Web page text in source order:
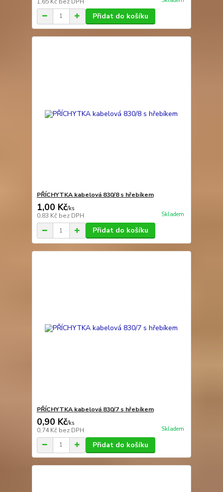
Přidat do košíku
PŘÍCHYTKA kabelová 830/8 s hřebíkem
1,00 Kč/ks
0,83 Kč bez DPH Skladem
Přidat do košíku
PŘÍCHYTKA kabelová 830/7 s hřebíkem
0,90 Kč/ks
0,74 Kč bez DPH Skladem
Přidat do košíku